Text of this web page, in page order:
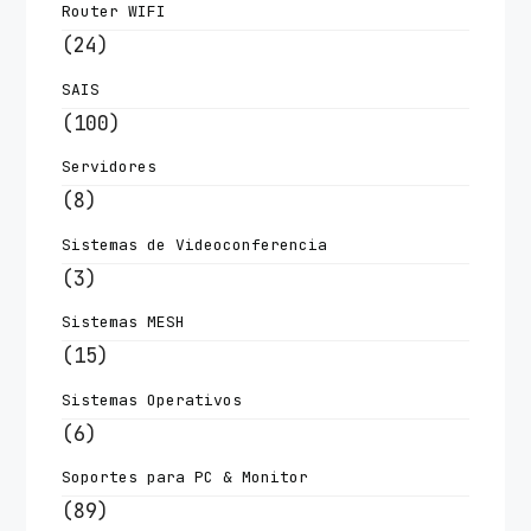
Router WIFI
(24)
SAIS
(100)
Servidores
(8)
Sistemas de Videoconferencia
(3)
Sistemas MESH
(15)
Sistemas Operativos
(6)
Soportes para PC & Monitor
(89)